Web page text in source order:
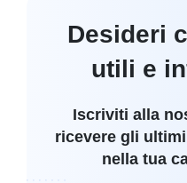
Desideri
utili e
Iscriviti alla
ricevere gli
nella tua